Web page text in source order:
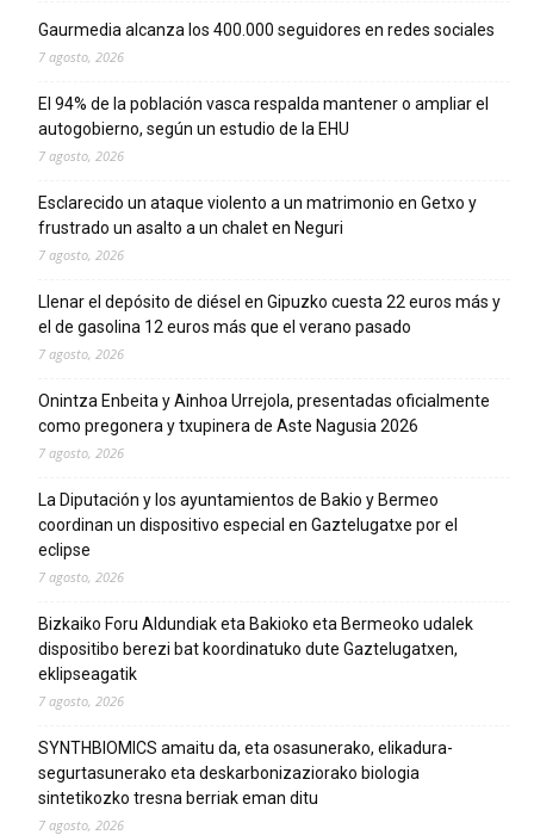
Gaurmedia alcanza los 400.000 seguidores en redes sociales
7 agosto, 2026
El 94% de la población vasca respalda mantener o ampliar el
autogobierno, según un estudio de la EHU
7 agosto, 2026
Esclarecido un ataque violento a un matrimonio en Getxo y
frustrado un asalto a un chalet en Neguri
7 agosto, 2026
Llenar el depósito de diésel en Gipuzko cuesta 22 euros más y
el de gasolina 12 euros más que el verano pasado
7 agosto, 2026
Onintza Enbeita y Ainhoa Urrejola, presentadas oficialmente
como pregonera y txupinera de Aste Nagusia 2026
7 agosto, 2026
La Diputación y los ayuntamientos de Bakio y Bermeo
coordinan un dispositivo especial en Gaztelugatxe por el
eclipse
7 agosto, 2026
Bizkaiko Foru Aldundiak eta Bakioko eta Bermeoko udalek
dispositibo berezi bat koordinatuko dute Gaztelugatxen,
eklipseagatik
7 agosto, 2026
SYNTHBIOMICS amaitu da, eta osasunerako, elikadura-
segurtasunerako eta deskarbonizaziorako biologia
sintetikozko tresna berriak eman ditu
7 agosto, 2026